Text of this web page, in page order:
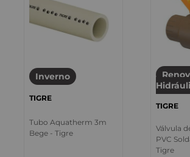
Inverno
TIGRE
Tubo Aquatherm 3m
Bege - Tigre
TIGRE
Válvula
PVC
Tigre